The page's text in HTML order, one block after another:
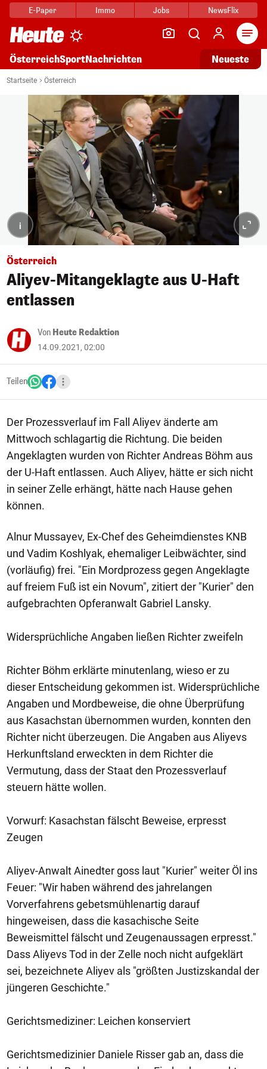
E-Paper Immo Jobs NewsFlix
ÖsterreichSportNachrichten Neueste
Startseite Österreich
i
Österreich
Aliyev-Mitangeklagte aus U-Haft
entlassen
Von Heute Redaktion
14.09.2021, 02:00
Teilen
Der Prozessverlauf im Fall Aliyev änderte am
Mittwoch schlagartig die Richtung. Die beiden
Angeklagten wurden von Richter Andreas Böhm aus
der U-Haft entlassen. Auch Aliyev, hätte er sich nicht
in seiner Zelle erhängt, hätte nach Hause gehen
können.
Alnur Mussayev, Ex-Chef des Geheimdienstes KNB
und Vadim Koshlyak, ehemaliger Leibwächter, sind
(vorläufig) frei. "Ein Mordprozess gegen Angeklagte
auf freiem Fuß ist ein Novum", zitiert der "Kurier" den
aufgebrachten Opferanwalt Gabriel Lansky.
Widersprüchliche Angaben ließen Richter zweifeln
Richter Böhm erklärte minutenlang, wieso er zu
dieser Entscheidung gekommen ist. Widersprüchliche
Angaben und Mordbeweise, die ohne Überprüfung
aus Kasachstan übernommen wurden, konnten den
Richter nicht überzeugen. Die Angaben aus Aliyevs
Herkunftsland erweckten in dem Richter die
Vermutung, dass der Staat den Prozessverlauf
steuern hätte wollen.
Vorwurf: Kasachstan fälscht Beweise, erpresst
Zeugen
Aliyev-Anwalt Ainedter goss laut "Kurier" weiter Öl ins
Feuer: "Wir haben während des jahrelangen
Vorverfahrens gebetsmühlenartig darauf
hingeweisen, dass die kasachische Seite
Beweismittel fälscht und Zeugenaussagen erpresst."
Dass Aliyevs Tod in der Zelle noch nicht aufgeklärt
sei, bezeichnete Aliyev als "größten Justizskandal der
jüngeren Geschichte."
Gerichtsmediziner: Leichen konserviert
Gerichtsmedizinier Daniele Risser gab an, dass die